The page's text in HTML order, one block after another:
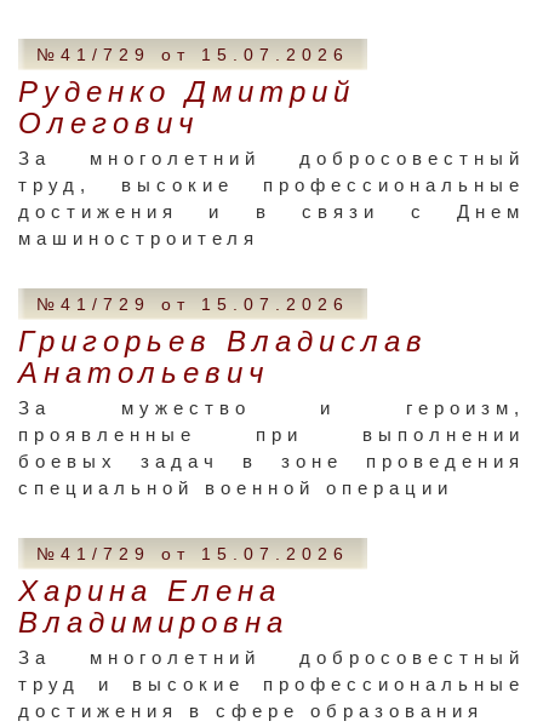
№41/729 от 15.07.2026
Руденко Дмитрий
Олегович
За многолетний добросовестный
труд, высокие профессиональные
достижения и в связи с Днем
машиностроителя
№41/729 от 15.07.2026
Григорьев Владислав
Анатольевич
За мужество и героизм,
проявленные при выполнении
боевых задач в зоне проведения
специальной военной операции
№41/729 от 15.07.2026
Харина Елена
Владимировна
За многолетний добросовестный
труд и высокие профессиональные
достижения в сфере образования